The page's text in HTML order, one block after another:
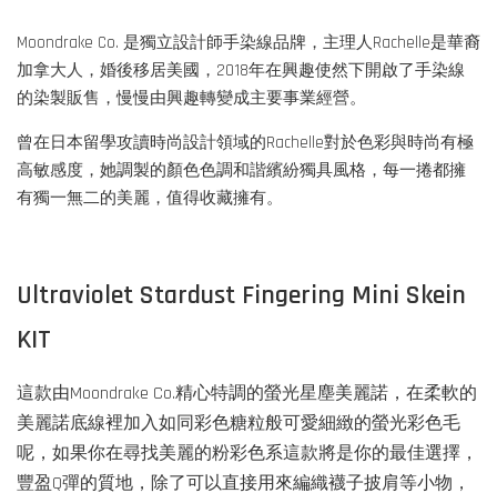
Moondrake Co. 是獨立設計師手染線品牌，主理人Rachelle是華裔
加拿大人，婚後移居美國，2018年在興趣使然下開啟了手染線
的染製販售，慢慢由興趣轉變成主要事業經營。
曾在日本留學攻讀時尚設計領域的Rachelle對於色彩與時尚有極
高敏感度，她調製的顏色色調和諧繽紛獨具風格，每一捲都擁
有獨一無二的美麗，值得收藏擁有。
Ultraviolet Stardust Fingering Mini Skein
KIT
這款由Moondrake Co.精心特調的螢光星塵美麗諾，在柔軟的
美麗諾底線裡加入如同彩色糖粒般可愛細緻的螢光彩色毛
呢，如果你在尋找美麗的粉彩色系這款將是你的最佳選擇，
豐盈Q彈的質地，除了可以直接用來編織襪子披肩等小物，